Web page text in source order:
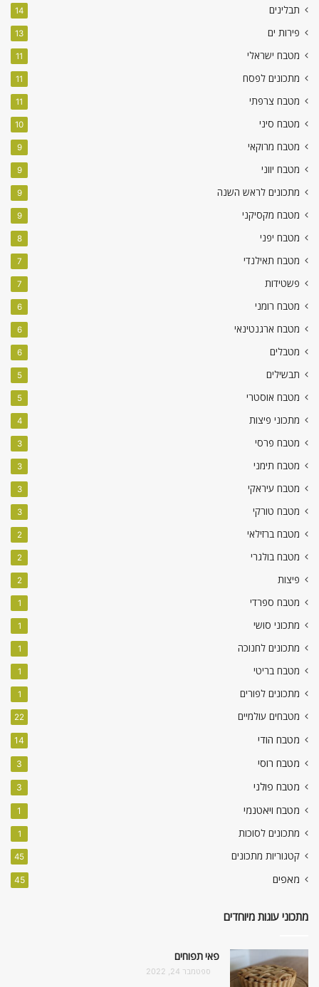
תבלינים 14
פירות ים 13
מטבח ישראלי 11
מתכונים לפסח 11
מטבח צרפתי 11
מטבח סיני 10
מטבח מרוקאי 9
מטבח יווני 9
מתכונים לראש השנה 9
מטבח מקסיקני 9
מטבח יפני 8
מטבח תאילנדי 7
פשטידות 7
מטבח רומני 6
מטבח ארגנטינאי 6
מטבלים 6
תבשילים 5
מטבח אוסטרי 5
מתכוני פיצות 4
מטבח פרסי 3
מטבח תימני 3
מטבח עיראקי 3
מטבח טורקי 3
מטבח ברזילאי 2
מטבח בולגרי 2
פיצות 2
מטבח ספרדי 1
מתכוני סושי 1
מתכונים לחנוכה 1
מטבח בריטי 1
מתכונים לפורים 1
מטבחים עולמיים 22
מטבח הודי 14
מטבח רוסי 3
מטבח פולני 3
מטבח ויאטנמי 1
מתכונים לסוכות 1
קטגוריות מתכונים 45
מאפים 45
מתכוני עוגות מיוחדים
פאי תפוחים
ספטמבר 24, 2022